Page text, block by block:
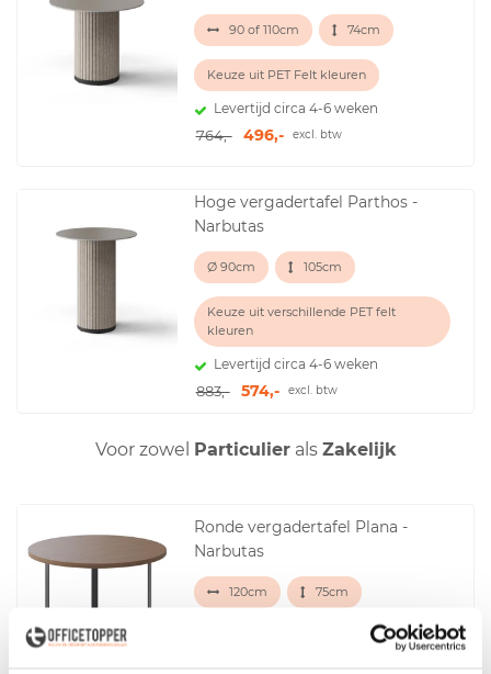
90 of 110cm 74cm
Keuze uit PET Felt kleuren
Levertijd circa 4-6 weken
764,- 496,- excl. btw
Hoge vergadertafel Parthos -
Narbutas
Ø 90cm 105cm
Keuze uit verschillende PET felt
kleuren
Levertijd circa 4-6 weken
883,- 574,- excl. btw
Voor zowel Particulierals Zakelijk
Ronde vergadertafel Plana -
Narbutas
120cm 75cm